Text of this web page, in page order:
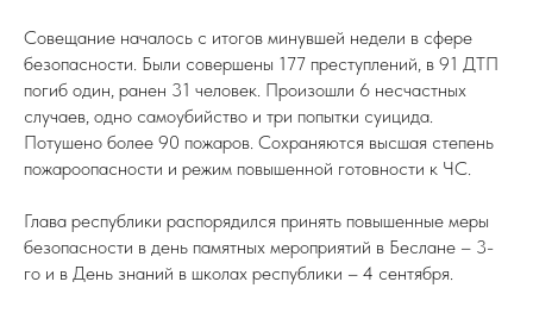
Совещание началось с итогов минувшей недели в сфере
безопасности. Были совершены 177 преступлений, в 91 ДТП
погиб один, ранен 31 человек. Произошли 6 несчастных
случаев, одно самоубийство и три попытки суицида.
Потушено более 90 пожаров. Сохраняются высшая степень
пожароопасности и режим повышенной готовности к ЧС.
Глава республики распорядился принять повышенные меры
безопасности в день памятных мероприятий в Беслане – 3-
го и в День знаний в школах республики – 4 сентября.